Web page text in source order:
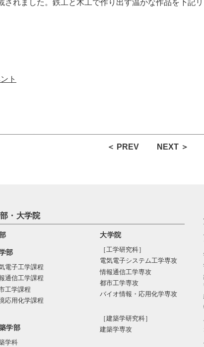
れました。鉄工と木工で作り出す温かな作品を下記
ト
＜ PREV NEXT ＞
・大学院
部
電子工学課程
通信工学課程
工学課程
応用化学課程
学部
学科
大学院
［工学研究科］
電気電⼦システム⼯学専攻
情報通信⼯学専攻
都市⼯学専攻
バイオ情報・応⽤化学専攻
［建築学研究科］
建築学専攻